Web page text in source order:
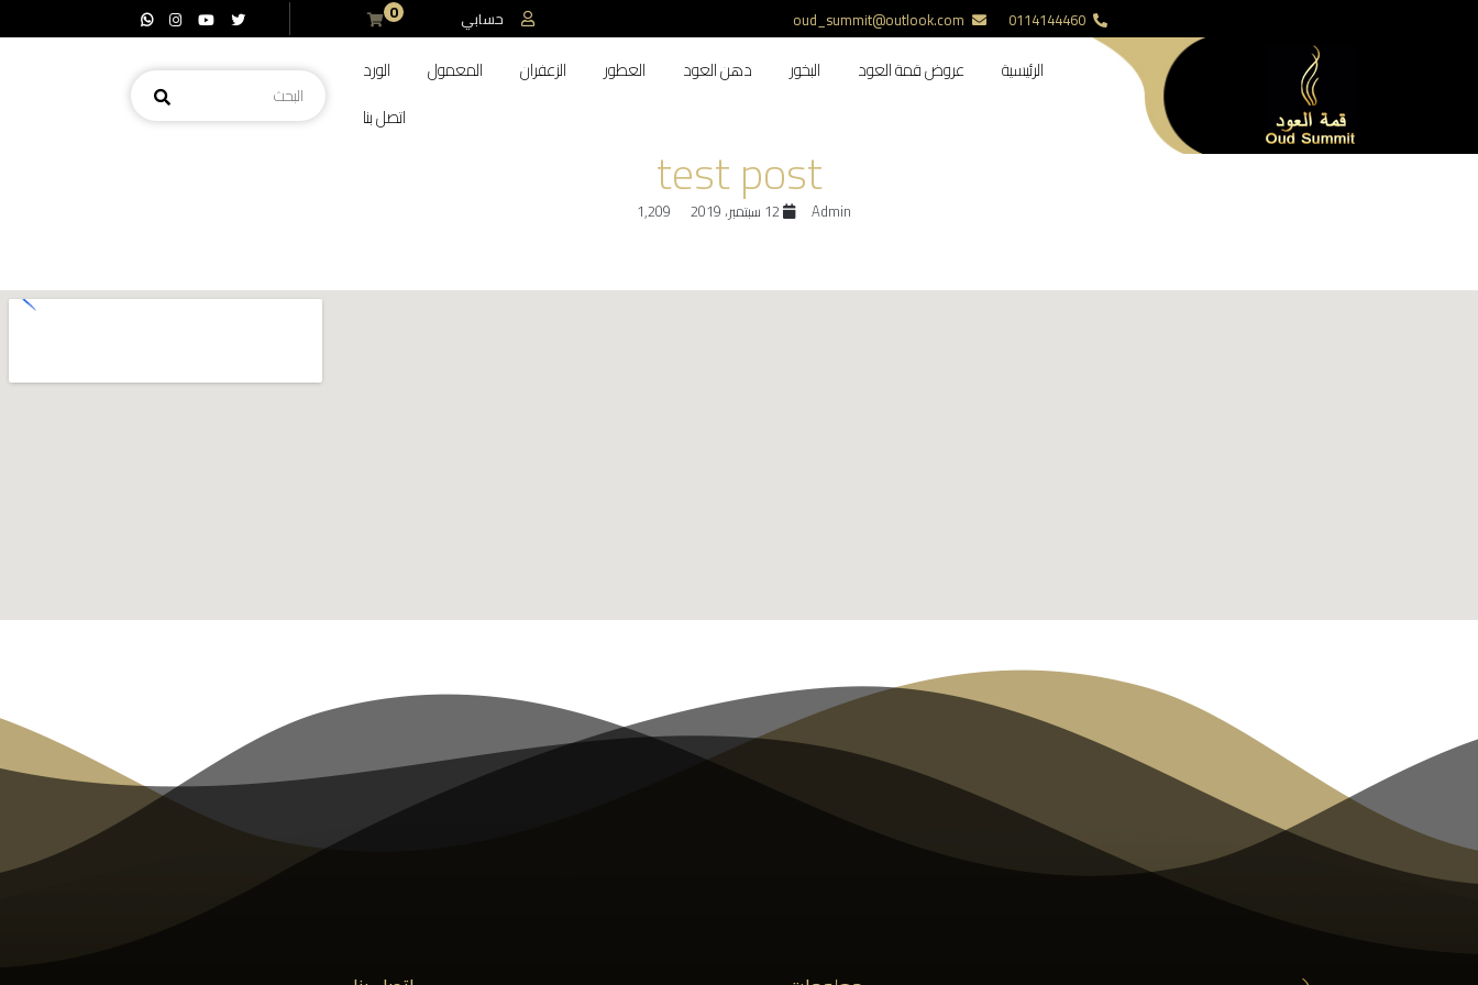
0114144460
oud_summit@outlook.com حسابي 0
الرئيسية عروض قمة العود البخور دهن العود العطور الزعفران المعمول
الورد
اتصل بنا
test postAdmin 12 سبتمبر، 2019 1,209